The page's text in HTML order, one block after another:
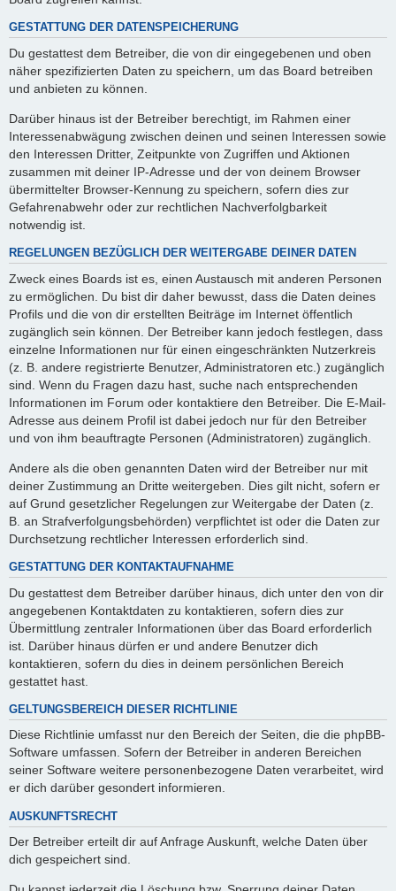
GESTATTUNG DER DATENSPEICHERUNG
Du gestattest dem Betreiber, die von dir eingegebenen und oben
näher spezifizierten Daten zu speichern, um das Board betreiben
und anbieten zu können.
Darüber hinaus ist der Betreiber berechtigt, im Rahmen einer
Interessenabwägung zwischen deinen und seinen Interessen sowie
den Interessen Dritter, Zeitpunkte von Zugriffen und Aktionen
zusammen mit deiner IP-Adresse und der von deinem Browser
übermittelter Browser-Kennung zu speichern, sofern dies zur
Gefahrenabwehr oder zur rechtlichen Nachverfolgbarkeit
notwendig ist.
REGELUNGEN BEZÜGLICH DER WEITERGABE DEINER DATEN
Zweck eines Boards ist es, einen Austausch mit anderen Personen
zu ermöglichen. Du bist dir daher bewusst, dass die Daten deines
Profils und die von dir erstellten Beiträge im Internet öffentlich
zugänglich sein können. Der Betreiber kann jedoch festlegen, dass
einzelne Informationen nur für einen eingeschränkten Nutzerkreis
(z. B. andere registrierte Benutzer, Administratoren etc.) zugänglich
sind. Wenn du Fragen dazu hast, suche nach entsprechenden
Informationen im Forum oder kontaktiere den Betreiber. Die E-Mail-
Adresse aus deinem Profil ist dabei jedoch nur für den Betreiber
und von ihm beauftragte Personen (Administratoren) zugänglich.
Andere als die oben genannten Daten wird der Betreiber nur mit
deiner Zustimmung an Dritte weitergeben. Dies gilt nicht, sofern er
auf Grund gesetzlicher Regelungen zur Weitergabe der Daten (z.
B. an Strafverfolgungsbehörden) verpflichtet ist oder die Daten zur
Durchsetzung rechtlicher Interessen erforderlich sind.
GESTATTUNG DER KONTAKTAUFNAHME
Du gestattest dem Betreiber darüber hinaus, dich unter den von dir
angegebenen Kontaktdaten zu kontaktieren, sofern dies zur
Übermittlung zentraler Informationen über das Board erforderlich
ist. Darüber hinaus dürfen er und andere Benutzer dich
kontaktieren, sofern du dies in deinem persönlichen Bereich
gestattet hast.
GELTUNGSBEREICH DIESER RICHTLINIE
Diese Richtlinie umfasst nur den Bereich der Seiten, die die phpBB-
Software umfassen. Sofern der Betreiber in anderen Bereichen
seiner Software weitere personenbezogene Daten verarbeitet, wird
er dich darüber gesondert informieren.
AUSKUNFTSRECHT
Der Betreiber erteilt dir auf Anfrage Auskunft, welche Daten über
dich gespeichert sind.